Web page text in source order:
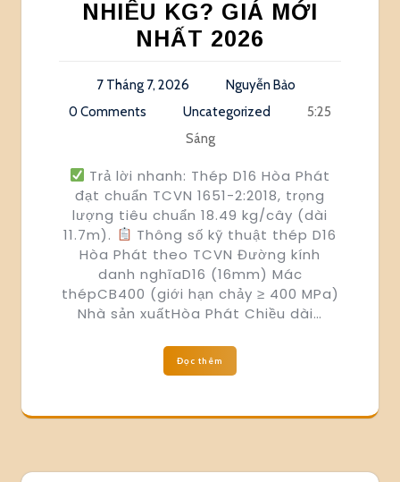
NHIÊU KG? GIÁ MỚI
NHẤT 2026
7 Tháng 7, 2026
Nguyễn Bảo
0 Comments
Uncategorized
5:25
Sáng
Trả lời nhanh: Thép D16 Hòa Phát
đạt chuẩn TCVN 1651-2:2018, trọng
lượng tiêu chuẩn 18.49 kg/cây (dài
11.7m).
Thông số kỹ thuật thép D16
Hòa Phát theo TCVN Đường kính
danh nghĩaD16 (16mm) Mác
thépCB400 (giới hạn chảy ≥ 400 MPa)
Nhà sản xuấtHòa Phát Chiều dài…
Đọc thêm